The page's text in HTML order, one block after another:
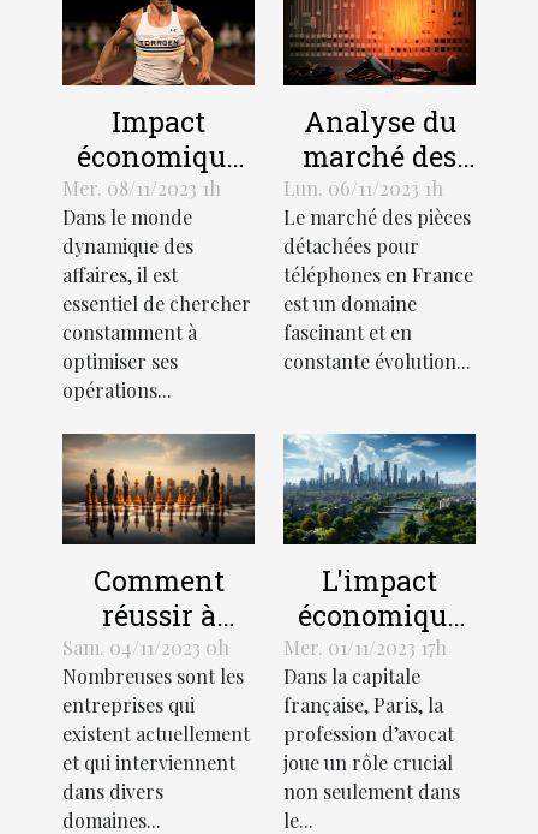
Impact
économique
de
l'optimisation
des affaires
Mer. 08/11/2023 1h
Dans le monde
dynamique des
affaires, il est
essentiel de chercher
constamment à
optimiser ses
opérations...
Analyse du
marché des
pièces
détachées
pour
téléphones en
France
Lun. 06/11/2023 1h
Le marché des pièces
détachées pour
téléphones en France
est un domaine
fascinant et en
constante évolution...
Comment
réussir à
démarquer
votre
entreprise de
la
concurrence ?
Sam. 04/11/2023 0h
Nombreuses sont les
entreprises qui
existent actuellement
et qui interviennent
dans divers
domaines...
L'impact
économique
de la
profession
d'avocat à
Paris
Mer. 01/11/2023 17h
Dans la capitale
française, Paris, la
profession d’avocat
joue un rôle crucial
non seulement dans
le...